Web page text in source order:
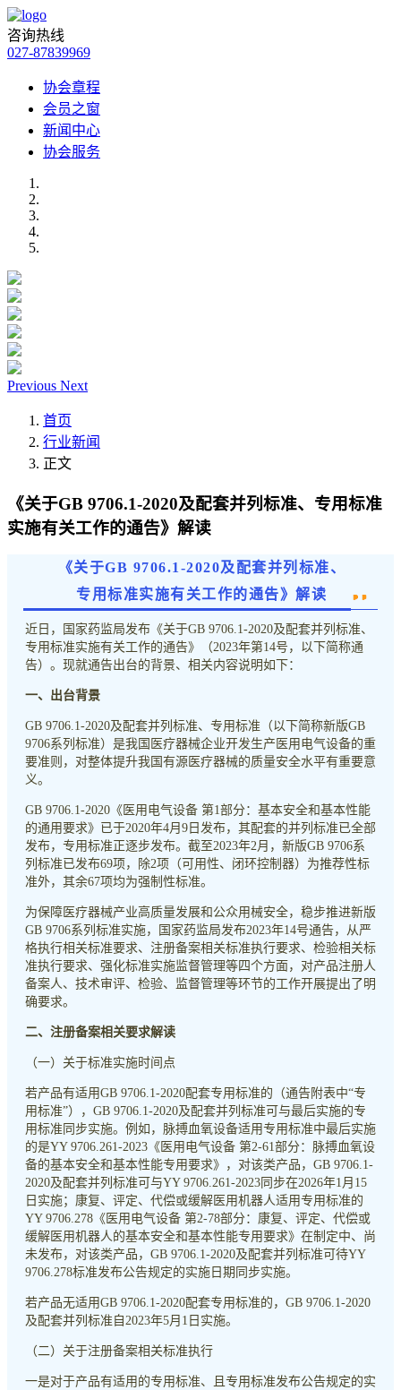
咨询热线
027-87839969
协会章程
会员之窗
新闻中心
协会服务
Previous Next
首页
行业新闻
正文
《关于GB 9706.1-2020及配套并列标准、专用标准
实施有关工作的通告》解读
《关于GB 9706.1-2020及配套并列标准、
专用标准实施有关工作的通告》解读
近日，国家药监局发布《关于GB 9706.1-2020及配套并列标准、
专用标准实施有关工作的通告》（2023年第14号，以下简称通
告）。现就通告出台的背景、相关内容说明如下：
一、出台背景
GB 9706.1-2020及配套并列标准、专用标准（以下简称新版GB
9706系列标准）是我国医疗器械企业开发生产医用电气设备的重
要准则，对整体提升我国有源医疗器械的质量安全水平有重要意
义。
GB 9706.1-2020《医用电气设备 第1部分：基本安全和基本性能
的通用要求》已于2020年4月9日发布，其配套的并列标准已全部
发布，专用标准正逐步发布。截至2023年2月，新版GB 9706系
列标准已发布69项，除2项（可用性、闭环控制器）为推荐性标
准外，其余67项均为强制性标准。
为保障医疗器械产业高质量发展和公众用械安全，稳步推进新版
GB 9706系列标准实施，国家药监局发布2023年14号通告，从严
格执行相关标准要求、注册备案相关标准执行要求、检验相关标
准执行要求、强化标准实施监督管理等四个方面，对产品注册人
备案人、技术审评、检验、监督管理等环节的工作开展提出了明
确要求。
二、注册备案相关要求解读
（一）关于标准实施时间点
若产品有适用GB 9706.1-2020配套专用标准的（通告附表中“专
用标准”），GB 9706.1-2020及配套并列标准可与最后实施的专
用标准同步实施。例如，脉搏血氧设备适用专用标准中最后实施
的是YY 9706.261-2023《医用电气设备 第2-61部分：脉搏血氧设
备的基本安全和基本性能专用要求》，对该类产品，GB 9706.1-
2020及配套并列标准可与YY 9706.261-2023同步在2026年1月15
日实施；康复、评定、代偿或缓解医用机器人适用专用标准的
YY 9706.278《医用电气设备 第2-78部分：康复、评定、代偿或
缓解医用机器人的基本安全和基本性能专用要求》在制定中、尚
未发布，对该类产品，GB 9706.1-2020及配套并列标准可待YY
9706.278标准发布公告规定的实施日期同步实施。
若产品无适用GB 9706.1-2020配套专用标准的，GB 9706.1-2020
及配套并列标准自2023年5月1日实施。
（二）关于注册备案相关标准执行
一是对于产品有适用的专用标准、且专用标准发布公告规定的实